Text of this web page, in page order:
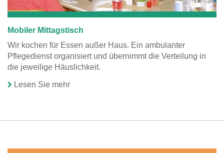
Mobiler Mittagstisch
Wir kochen für Essen außer Haus. Ein ambulanter
Pflegedienst organisiert und übernimmt die Verteilung in
die jeweilige Häuslichkeit.
Lesen Sie mehr